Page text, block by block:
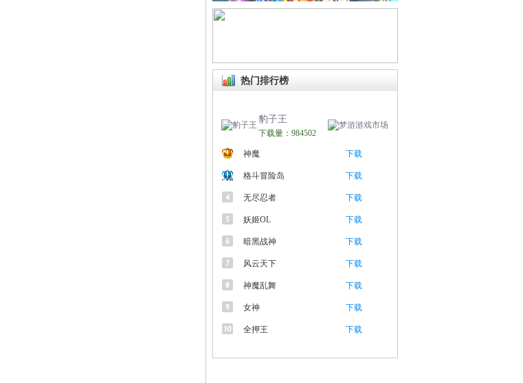
热门排行榜
豹子王
下载量：984502
神魔 下载
格斗冒险岛 下载
无尽忍者 下载
妖姬OL 下载
暗黑战神 下载
风云天下 下载
神魔乱舞 下载
女神 下载
全押王 下载